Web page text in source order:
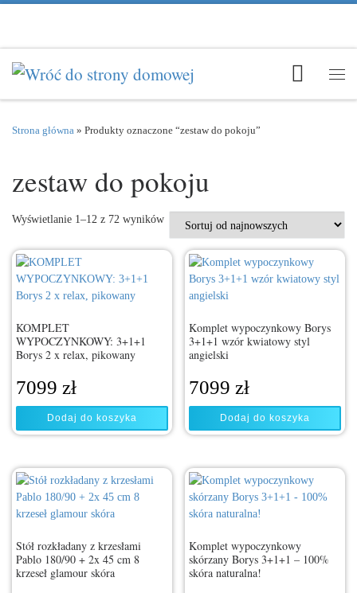
Strona główna » Produkty oznaczone “zestaw do pokoju”
zestaw do pokoju
Wyświetlanie 1–12 z 72 wynikówPosortowane według najnowszych
KOMPLET
WYPOCZYNKOWY: 3+1+1
Borys 2 x relax, pikowany
7099 zł
Dodaj do koszyka
Komplet wypoczynkowy Borys
3+1+1 wzór kwiatowy styl
angielski
7099 zł
Dodaj do koszyka
Stół rozkładany z krzesłami
Pablo 180/90 + 2x 45 cm 8
krzeseł glamour skóra
Komplet wypoczynkowy
skórzany Borys 3+1+1 – 100%
skóra naturalna!